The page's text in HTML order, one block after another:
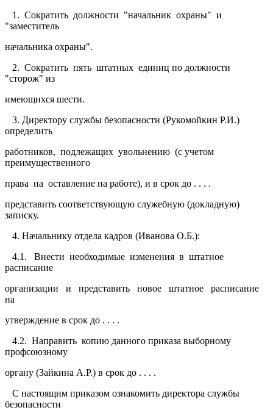
1. Сократить должности "начальник охраны" и
"заместитель
начальника охраны".
2. Сократить пять штатных единиц по должности
"сторож" из
имеющихся шести.
3. Директору службы безопасности (Рукомойкин Р.И.)
определить
работников, подлежащих увольнению (с учетом
преимущественного
права на оставление на работе), и в срок до . . . .
представить соответствующую служебную (докладную)
записку.
4. Начальнику отдела кадров (Иванова О.Б.):
4.1. Внести необходимые изменения в штатное
расписание
организации и представить новое штатное расписание
на
утверждение в срок до . . . .
4.2. Направить копию данного приказа выборному
профсоюзному
органу (Зайкина А.Р.) в срок до . . . .
С настоящим приказом ознакомить директора службы
безопасности